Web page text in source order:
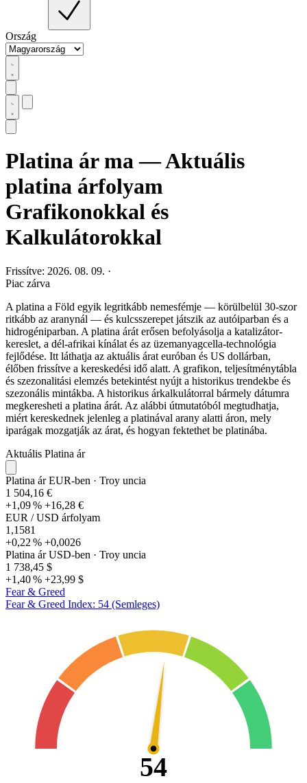
Ország
Platina ár ma — Aktuális
platina árfolyam
Grafikonokkal és
Kalkulátorokkal
Frissítve: 2026. 08. 09. ·
Piac zárva
A platina a Föld egyik legritkább nemesfémje — körülbelül 30-szor
ritkább az aranynál — és kulcsszerepet játszik az autóiparban és a
hidrogéniparban. A platina árát erősen befolyásolja a katalizátor-
kereslet, a dél-afrikai kínálat és az üzemanyagcella-technológia
fejlődése. Itt láthatja az aktuális árat euróban és US dollárban,
élőben frissítve a kereskedési idő alatt. A grafikon, teljesítménytábla
és szezonalitási elemzés betekintést nyújt a historikus trendekbe és
szezonális mintákba. A historikus árkalkulátorral bármely dátumra
megkeresheti a platina árát. Az alábbi útmutatóból megtudhatja,
miért kereskednek jelenleg a platinával arany alatti áron, mely
iparágak mozgatják az árat, és hogyan fektethet be platinába.
Aktuális Platina ár
Platina ár EUR-ben · Troy uncia
1 504,16 €
+1,09 % +16,28 €
EUR / USD árfolyam
1,1581
+0,22 % +0,0026
Platina ár USD-ben · Troy uncia
1 738,45 $
+1,40 % +23,99 $
Fear & Greed
Fear & Greed Index: 54 (Semleges)
54